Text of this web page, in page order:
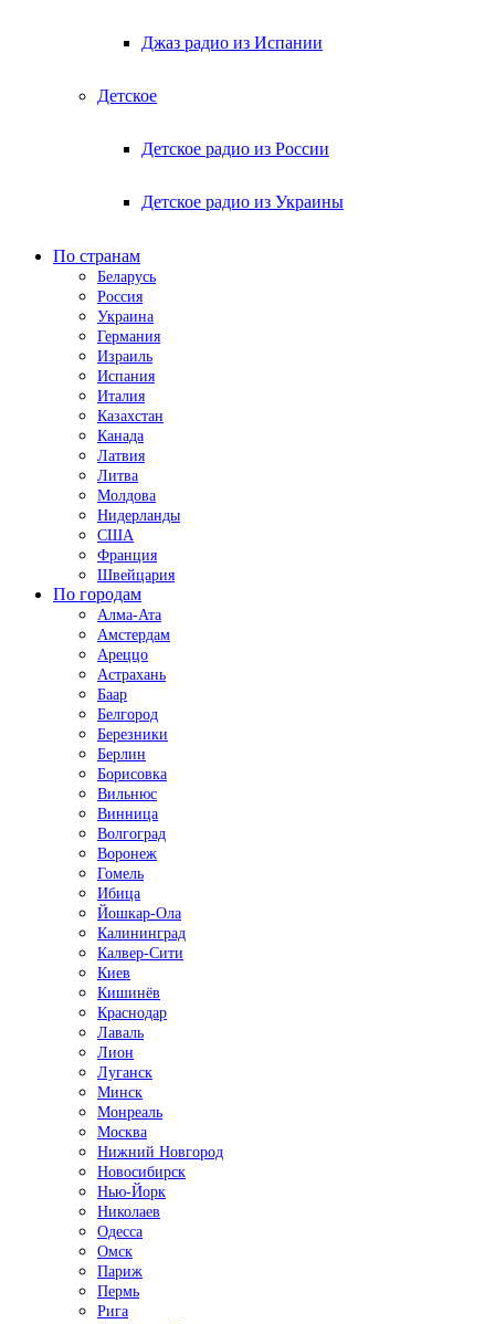
Джаз радио из Испании
Детское
Детское радио из России
Детское радио из Украины
По странам
Беларусь
Россия
Украина
Германия
Израиль
Испания
Италия
Казахстан
Канада
Латвия
Литва
Молдова
Нидерланды
США
Франция
Швейцария
По городам
Алма-Ата
Амстердам
Ареццо
Астрахань
Баар
Белгород
Березники
Берлин
Борисовка
Вильнюс
Винница
Волгоград
Воронеж
Гомель
Ибица
Йошкар-Ола
Калининград
Калвер-Сити
Киев
Кишинёв
Краснодар
Лаваль
Лион
Луганск
Минск
Монреаль
Москва
Нижний Новгород
Новосибирск
Нью-Йорк
Николаев
Одесса
Омск
Париж
Пермь
Рига